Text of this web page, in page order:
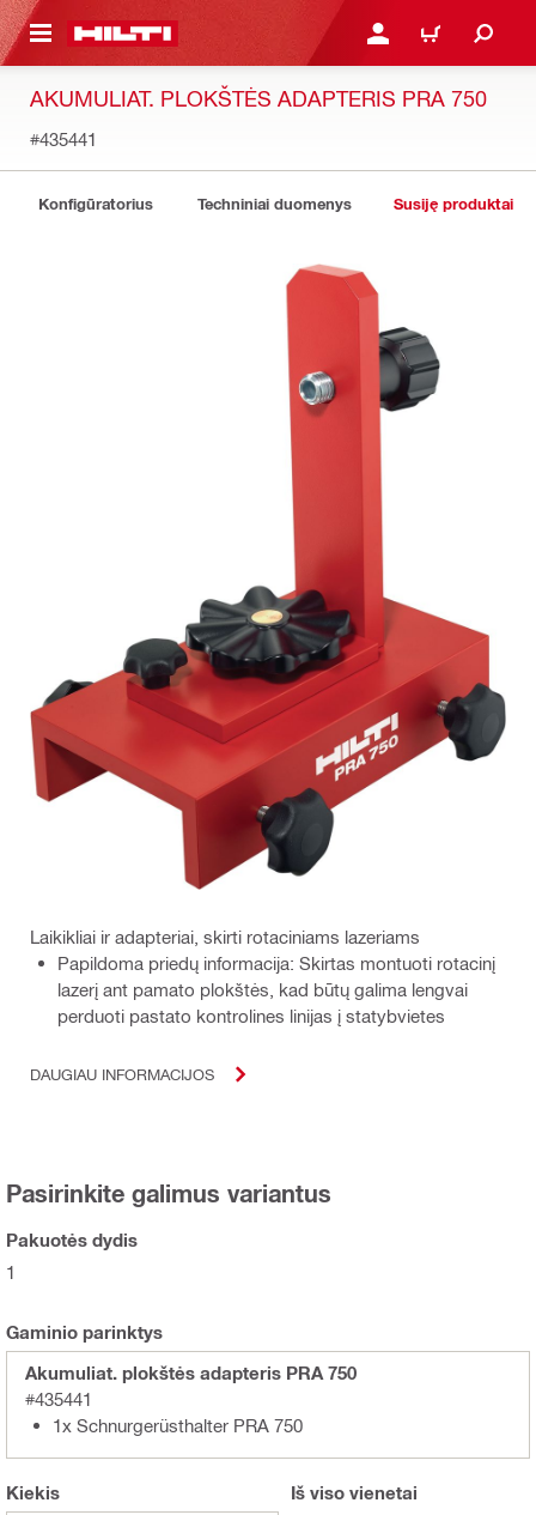
TURINIO PRISIJUNGTI ARBA
PIRKINIŲ
AKUMULIAT. PLOKŠTĖS ADAPTERIS PRA 750
#435441
Konfigūratorius Techniniai duomenys Susiję produktai
Laikikliai ir adapteriai, skirti rotaciniams lazeriams
Papildoma priedų informacija: Skirtas montuoti rotacinį
lazerį ant pamato plokštės, kad būtų galima lengvai
perduoti pastato kontrolines linijas į statybvietes
DAUGIAU INFORMACIJOS
Pasirinkite galimus variantus
Pakuotės dydis
1
Gaminio parinktys
Akumuliat. plokštės adapteris PRA 750
#435441
1x Schnurgerüsthalter PRA 750
Kiekis Iš visovienetai